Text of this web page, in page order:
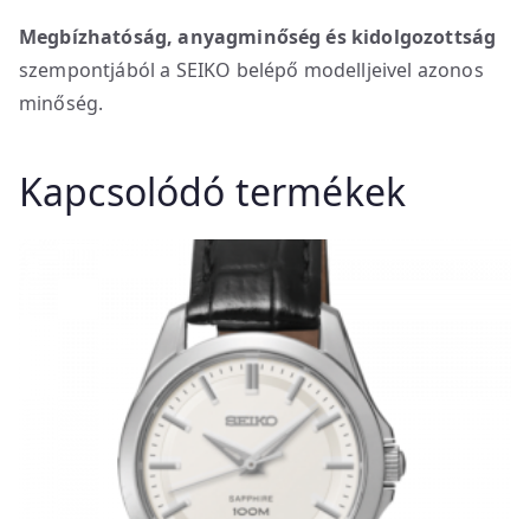
Megbízhatóság, anyagminőség és kidolgozottság
szempontjából a SEIKO belépő modelljeivel azonos
minőség.
Kapcsolódó termékek